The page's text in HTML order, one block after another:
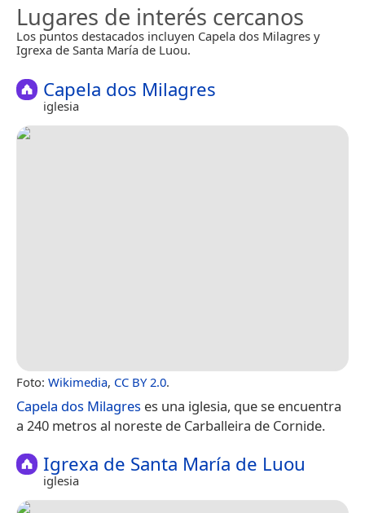
Lugares de interés cercanos
Los puntos destacados incluyen Capela dos Milagres y
Igrexa de Santa María de Luou.
Capela dos Milagres
iglesia
Foto: Wikimedia, CC BY 2.0.
Capela dos Milagres es una iglesia, que se encuentra
a 240 metros al noreste de Carballeira de Cornide.
Igrexa de Santa María de Luou
iglesia